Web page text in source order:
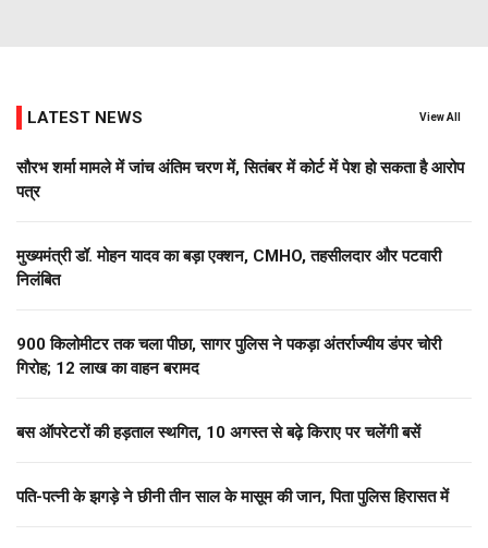
LATEST NEWS View All
सौरभ शर्मा मामले में जांच अंतिम चरण में, सितंबर में कोर्ट में पेश हो सकता है आरोप
पत्र
मुख्यमंत्री डॉ. मोहन यादव का बड़ा एक्शन, CMHO, तहसीलदार और पटवारी
निलंबित
900 किलोमीटर तक चला पीछा, सागर पुलिस ने पकड़ा अंतर्राज्यीय डंपर चोरी
गिरोह; 12 लाख का वाहन बरामद
बस ऑपरेटरों की हड़ताल स्थगित, 10 अगस्त से बढ़े किराए पर चलेंगी बसें
पति-पत्नी के झगड़े ने छीनी तीन साल के मासूम की जान, पिता पुलिस हिरासत में